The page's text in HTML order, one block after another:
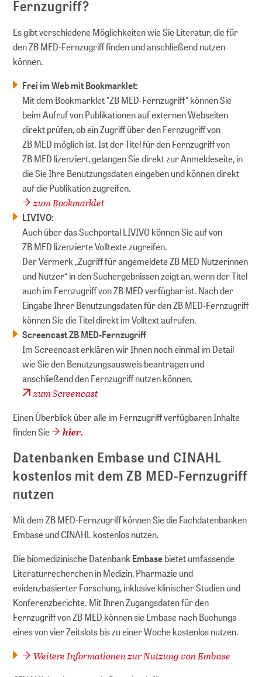
Fernzugriff?
Es gibt verschiedene Möglichkeiten wie Sie Literatur, die für
den ZB MED-Fernzugriff finden und anschließend nutzen
können.
Frei im Web mit Bookmarklet:
Mit dem Bookmarklet "ZB MED-Fernzugriff" können Sie
beim Aufruf von Publikationen auf externen Webseiten
direkt prüfen, ob ein Zugriff über den Fernzugriff von
ZB MED möglich ist. Ist der Titel für den Fernzugriff von
ZB MED lizenziert, gelangen Sie direkt zur Anmeldeseite, in
die Sie Ihre Benutzungsdaten eingeben und können direkt
auf die Publikation zugreifen.
zum Bookmarklet
LIVIVO:
Auch über das Suchportal LIVIVO können Sie auf von
ZB MED lizenzierte Volltexte zugreifen.
Der Vermerk „Zugriff für angemeldete ZB MED Nutzerinnen
und Nutzer“ in den Suchergebnissen zeigt an, wenn der Titel
auch im Fernzugriff von ZB MED verfügbar ist. Nach der
Eingabe Ihrer Benutzungsdaten für den ZB MED-Fernzugriff
können Sie die Titel direkt im Volltext aufrufen.
Screencast ZB MED-Fernzugriff
Im Screencast erklären wir Ihnen noch einmal im Detail
wie Sie den Benutzungsausweis beantragen und
anschließend den Fernzugriff nutzen können.
zum Screencast
Einen Überblick über alle im Fernzugriff verfügbaren Inhalte
finden Sie
hier.
Datenbanken Embase und CINAHL
kostenlos mit dem ZB MED-Fernzugriff
nutzen
Mit dem ZB MED-Fernzugriff können Sie die Fachdatenbanken
Embase und CINAHL kostenlos nutzen.
Die biomedizinische Datenbank Embasebietet umfassende
Literaturrecherchen in Medizin, Pharmazie und
evidenzbasierter Forschung, inklusive klinischer Studien und
Konferenzberichte. Mit Ihren Zugangsdaten für den
Fernzugriff von ZB MED können sie Embase nach Buchungs
eines von vier Zeitslots bis zu einer Woche kostenlos nutzen.
Weitere Informationen zur Nutzung von Embase